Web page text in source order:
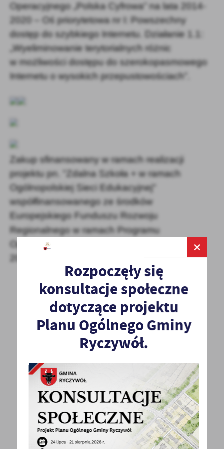
Operacyjnego „Polska Cyfrowa” na lata 2014-
2020 – Oś priorytetowa nr I: Powszechny
dostęp do szybkiego Internetu. Działanie 1.1:
„Wyeliminowanie terytorialnych różnic
w możliwości dostępu do szerokopasmowego
Internetu o wysokich przepustowościach”.
Zakup sfinansowany w ramach realizacji
projektu pn. "Zdalna Szkoła + w ramach
Ogólnopolskiej Sieci Edukacyjnej"
współfinansowanego ze środków
Europejskiego Funduszu Rozwoju
Regionalnego w ramach Programu
Operacyjnego Polska Cyfrowa na lata 2014-
2020
UDOSTĘPNIJ
Spodobała Ci się informacja? Zostaw nam swoją opinię
- to dla Ciebie staramy się być najlepsi, a Twoje zdanie
bardzo nam w tym pomoże!
Rozpoczęły się
konsultacje społeczne
dotyczące projektu
Planu Ogólnego Gminy
Ryczywół.